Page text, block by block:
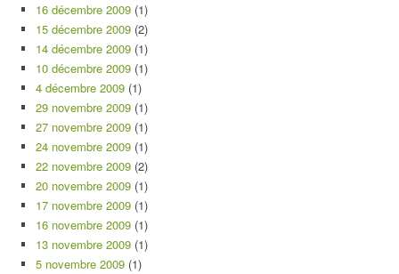
16 décembre 2009 (1)
15 décembre 2009 (2)
14 décembre 2009 (1)
10 décembre 2009 (1)
4 décembre 2009 (1)
29 novembre 2009 (1)
27 novembre 2009 (1)
24 novembre 2009 (1)
22 novembre 2009 (2)
20 novembre 2009 (1)
17 novembre 2009 (1)
16 novembre 2009 (1)
13 novembre 2009 (1)
5 novembre 2009 (1)